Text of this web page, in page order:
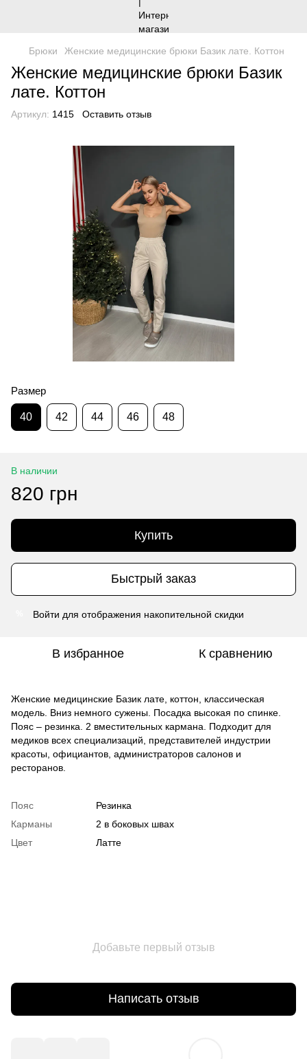
Брюки Женские медицинские брюки Базик лате. Коттон
Женские медицинские брюки Базик
лате. Коттон
Артикул: 1415 Оставить отзыв
Размер
40 42 44 46 48
В наличии
820 грн
Купить
Быстрый заказ
Войти для отображения накопительной скидки
В избранное К сравнению
Женские медицинские Базик лате, коттон, классическая
модель. Вниз немного сужены. Посадка высокая по спинке.
Пояс – резинка. 2 вместительных кармана. Подходит для
медиков всех специализаций, представителей индустрии
красоты, официантов, администраторов салонов и
ресторанов.
Пояс
Резинка
Карманы
2 в боковых швах
Цвет
Латте
Добавьте первый отзыв
Написать отзыв